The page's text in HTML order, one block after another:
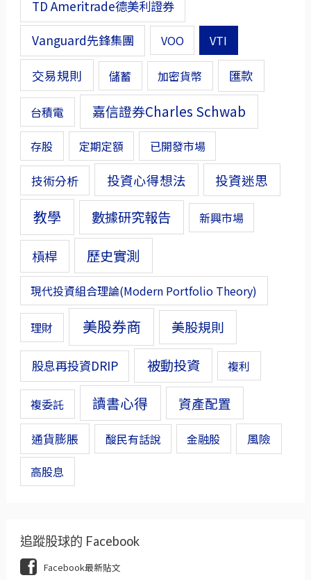
TD Ameritrade德美利證券
Vanguard先鋒集團
VOO VTI
交易規則 儲蓄 加密貨幣 匯款
台積電 嘉信證券Charles Schwab
存股 定期定額 已開發市場
技術分析 投資心得想法 投資迷思
教學 數據研究報告 新興市場
槓桿 歷史實測
現代投資組合理論(Modern Portfolio Theory)
理財 美股券商 美股規則
股息再投資DRIP 被動投資 複利
複委託 讀書心得 資產配置
通貨膨脹 酸民有話說 金融股 風險
高股息
追蹤股球的 Facebook
Facebook最新貼文